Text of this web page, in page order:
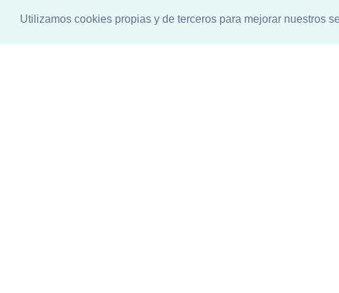
Utilizamos cookies propias y de terceros para mejorar nuestros